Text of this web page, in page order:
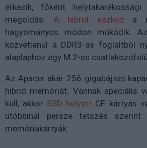
érkezik, főként
megoldás. A hibrid eszköz a
hagyományos módon működik.
közvetlenül a DDR3-as foglaltból
alaplaphoz egy M.2-es
Az Apacer akár 256 gigabájtos
hibrid memóriát. Vannak speciális
kell, akkor SSD helyett CF kártyás
utóbbinál persze tetszés szerint
memóriakártyák.